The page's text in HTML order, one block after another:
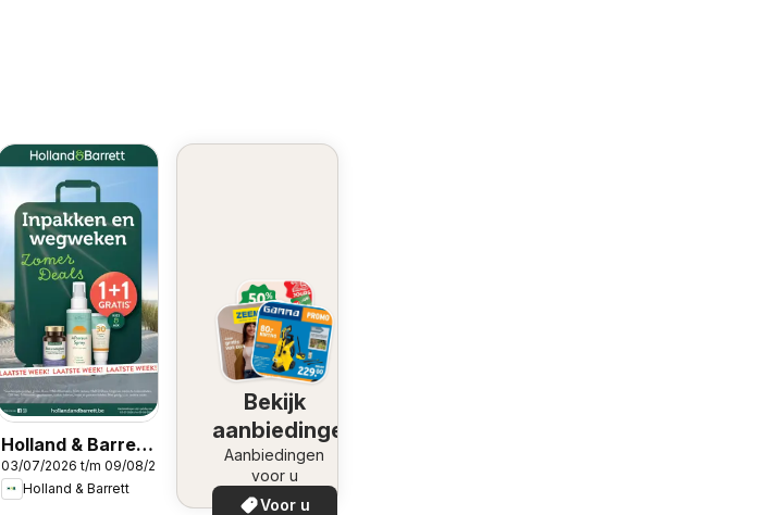
Holland & Barrett
Folder / Publicité
03/07/2026 t/m 09/08/2026
Holland & Barrett
Bekijk
aanbiedingen
Aanbiedingen
voor u
Voor u